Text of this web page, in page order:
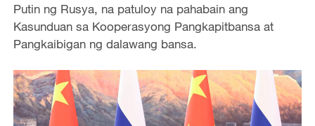
Putin ng Rusya, na patuloy na pahabain ang
Kasunduan sa Kooperasyong Pangkapitbansa at
Pangkaibigan ng dalawang bansa.